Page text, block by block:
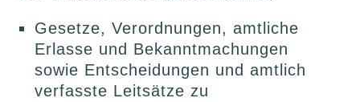
Gesetze, Verordnungen, amtliche
Erlasse und Bekanntmachungen
sowie Entscheidungen und amtlich
verfasste Leitsätze zu